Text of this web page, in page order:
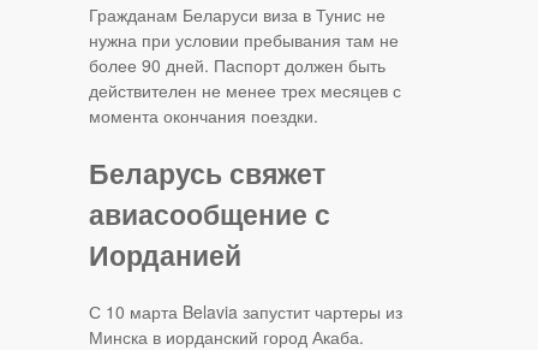
Гражданам Беларуси виза в Тунис не
нужна при условии пребывания там не
более 90 дней. Паспорт должен быть
действителен не менее трех месяцев с
момента окончания поездки.
Беларусь свяжет
авиасообщение с
Иорданией
С 10 марта Belavia запустит чартеры из
Минска в иорданский город Акаба.